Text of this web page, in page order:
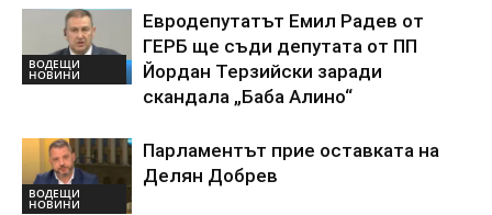
ВОДЕЩИ
НОВИНИ
Евродепутатът Емил Радев от
ГЕРБ ще съди депутата от ПП
Йордан Терзийски заради
скандала „Баба Алино“
ВОДЕЩИ
НОВИНИ
Парламентът прие оставката на
Делян Добрев